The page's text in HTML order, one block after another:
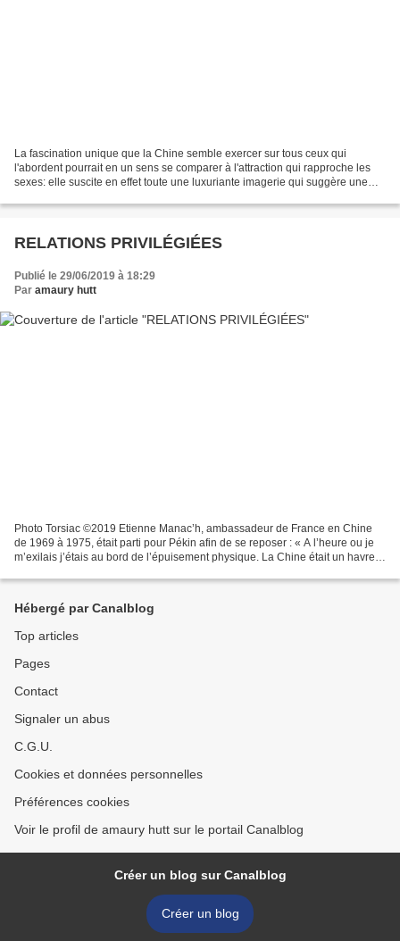
La fascination unique que la Chine semble exercer sur tous ceux qui
l'abordent pourrait en un sens se comparer à l'attraction qui rapproche les
sexes: elle suscite en effet toute une luxuriante imagerie qui suggère une
RELATIONS PRIVILÉGIÉES
Publié le 29/06/2019 à 18:29
Par amaury hutt
Photo Torsiac ©2019 Etienne Manac’h, ambassadeur de France en Chine
de 1969 à 1975, était parti pour Pékin afin de se reposer : « A l’heure ou je
m’exilais j’étais au bord de l’épuisement physique. La Chine était un havre.
Hébergé par Canalblog
Top articles
Pages
Contact
Signaler un abus
C.G.U.
Cookies et données personnelles
Préférences cookies
Voir le profil de amaury hutt sur le portail Canalblog
Créer un blog sur Canalblog
Créer un blog